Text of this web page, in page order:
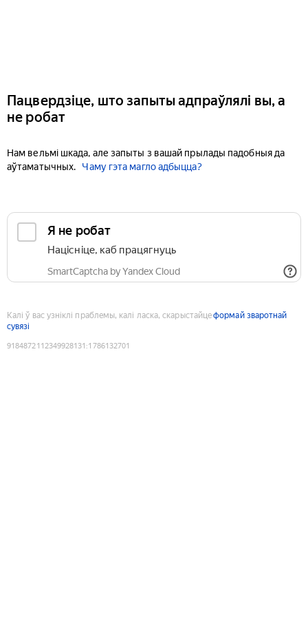
Пацвердзіце, што запыты адпраўлялі вы, а
не робат
Нам вельмі шкада, але запыты з вашай прылады падобныя да
аўтаматычных.
Чаму гэта магло адбыцца?
Я не робат
Націсніце, каб працягнуць
SmartCaptcha by Yandex Cloud
Калі ў вас узніклі праблемы, калі ласка, скарыстайцеформай зваротнай
сувязі
9184872112349928131 :1786132701